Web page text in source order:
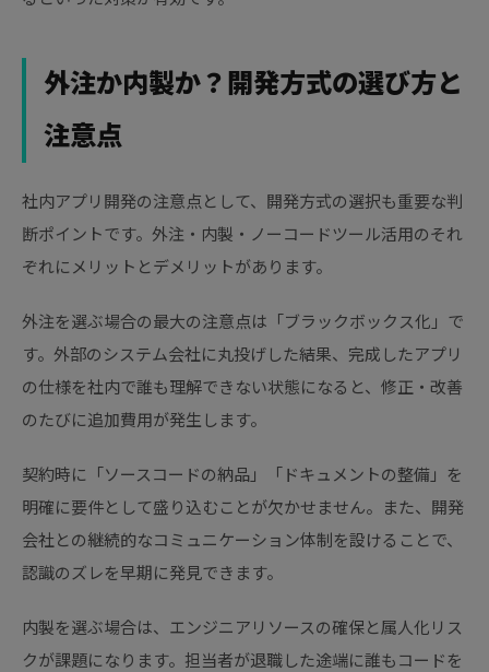
外注か内製か？開発方式の選び方と
注意点
社内アプリ開発の注意点として、開発方式の選択も重要な判
断ポイントです。外注・内製・ノーコードツール活用のそれ
ぞれにメリットとデメリットがあります。
外注を選ぶ場合の最大の注意点は「ブラックボックス化」で
す。外部のシステム会社に丸投げした結果、完成したアプリ
の仕様を社内で誰も理解できない状態になると、修正・改善
のたびに追加費用が発生します。
契約時に「ソースコードの納品」「ドキュメントの整備」を
明確に要件として盛り込むことが欠かせません。また、開発
会社との継続的なコミュニケーション体制を設けることで、
認識のズレを早期に発見できます。
内製を選ぶ場合は、エンジニアリソースの確保と属人化リス
クが課題になります。担当者が退職した途端に誰もコードを